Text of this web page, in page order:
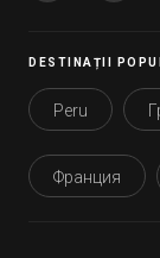
DESTINAȚII
Peru
Франция